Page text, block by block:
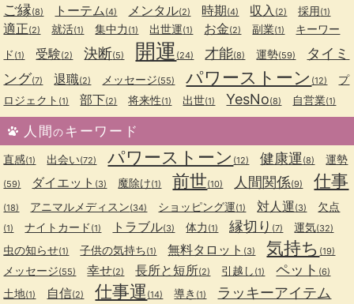
ご縁(8) トーテム (4) メンタル(2) 時期(4) 収入 (2) 採用(1)
適正(2) 就活(1) 集中力 (1) 出世運(1) お金(2) 副業(1)
キーワー
ド (1) 受験(2) 決断(5) 開運 (24) 才能(8) 運勢(59)
タイミ
ング(7) 退職(2) メッセージ(55) パワーストーン (12)
プ
ロジェクト (1) 部下(2) 将来性(1) 出世(1) YesNo(8) 自営業(1)
人間のキーワード
直感(1) 出会い(72) パワーストーン (12) 健康運(8) 運勢
(59) ダイエット (3) 魔除け(1) 前世(10) 人間関係(9) 仕事
(18) アニマルメディスン(34) ショッピング運(1) 対人運(3) 欠点
(1) ナイトカード (1) トラブル(3) 体力 (1) 縁切り (7) 運気(32)
虫の知らせ(1) 子供の気持ち(1) 無料タロット (3) 気持ち (19)
メッセージ(55) 幸せ(2) 長所と短所(2) 引越し (1) ペット (6)
土地(1) 自信(2) 仕事運 (14) 導き (1) ラッキーアイテム